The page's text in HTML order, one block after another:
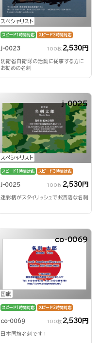
スペシャリスト
スピード1時間対応 スピード3時間対応
j-0023 100枚 2,530円
防衛省自衛隊の活動に従事する方に
お勧めの名刺
スペシャリスト
j-0025
スピード1時間対応 スピード3時間対応
j-0025 100枚 2,530円
迷彩柄がスタイリッシュでお洒落な名刺
国旗
co-0069
スピード1時間対応 スピード3時間対応
co-0069 100枚 2,530円
日本国旗名刺です！